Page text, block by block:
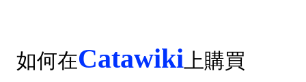
如何在Catawiki 上購買